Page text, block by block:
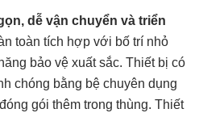
dễ vận chuyển và triển
toàn tích hợp với bố trí nhỏ
bảo vệ xuất sắc. Thiết bị có
chóng bằng bệ chuyên dụng
gói thêm trong thùng. Thiết